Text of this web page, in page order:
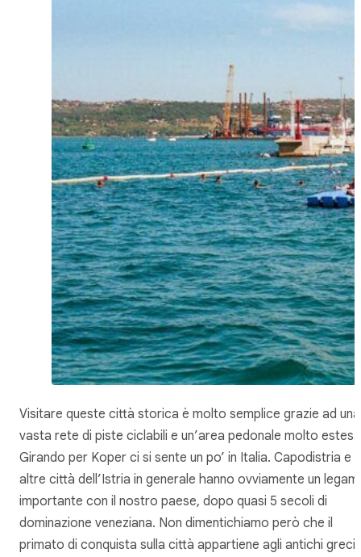
Visitare queste città storica è molto semplice grazie ad una
vasta rete di piste ciclabili e un’area pedonale molto
Girando per Koper ci si sente un po’ in Italia. Capodistria e
altre città dell’Istria in generale hanno ovviamente un
importante con il nostro paese, dopo quasi 5 secoli di
dominazione veneziana. Non dimentichiamo però che il
primato di conquista sulla città appartiene agli antichi greci: